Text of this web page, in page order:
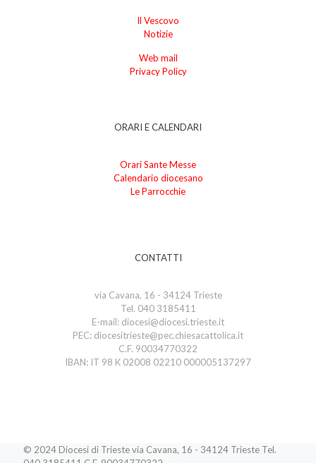
Il Vescovo
Notizie
Web mail
Privacy Policy
ORARI E CALENDARI
Orari Sante Messe
Calendario diocesano
Le Parrocchie
CONTATTI
via Cavana, 16 - 34124 Trieste
Tel. 040 3185411
E-mail: diocesi@diocesi.trieste.it
PEC: diocesitrieste@pec.chiesacattolica.it
C.F. 90034770322
IBAN: IT 98 K 02008 02210 000005137297
© 2024 Diocesi di Trieste via Cavana, 16 - 34124 Trieste Tel.